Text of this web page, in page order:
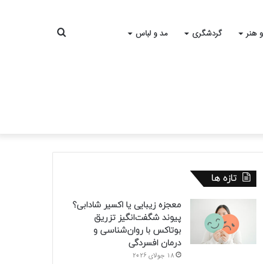
هنر گردشگری مد و لباس جستجو
تازه ها
معجزه زیبایی یا اکسیر شادابی؟
پیوند شگفت‌انگیز تزریق
بوتاکس با روان‌شناسی و
درمان افسردگی
18 جولای 2026